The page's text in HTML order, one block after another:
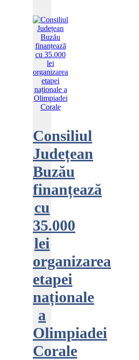
Consiliul
Județean
Buzău
finanțează
cu
35.000
lei
organizarea
etapei
naționale
a
Olimpiadei
Corale